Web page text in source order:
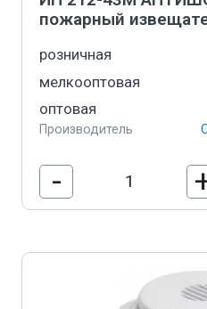
пожарный
розничная
мелкооптовая
оптовая
Производитель
-